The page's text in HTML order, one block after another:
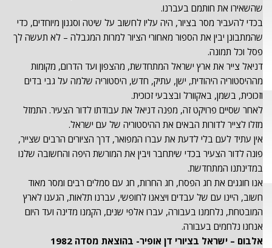
שהשאירו את חותמם בעברנו.
בכדי להעביר מסר בציור, היה עליו לחשוב על שיטה וסגנון מיוחדים, כדי
שהמתבונן יבין את הספור מאחורי הציור למרות המגבלה – לא תעשה לך
פסל וכל תמונה.
דניאל צייר את ארץ ישראל המתחדשת, מהצפון ועד הדרום, מקומות
מההיסטוריה היהודית, ישן, עתיק, חדש, היסטוריה שלמה על גבי בדים
וזכוכית, בשמן, באקוורל ובצבעי זכוכית.
לאחר שסיים פרויקט זה, מפנה דניאל את עבודתו לדור הצעיר. התמזל
מזלו לצייר לדורות הבאים את ההיסטוריה של עם ישראל.
אין עתיד לעם בלי לדעת את עברו המפואר, דרך הציורים הרבים שצייר,
פונה לדור הצעיר בכדי שיתחבר ויבין את המורשת היפה והחשובה שלנו
במדינתנו המתחדשת.
אנו חוגגים את חג הפסח, חג החרות, חג עם סמלים רבים ומסר מאוד
חשוב, היינו עם של עבדים ויצאנו לחופשי, עברנו תלאות, הגענו לארץ
המובטחת, נלחמנו בעבורה, עברו אלפי שנים, הקמנו מדינה ועד היום
אנחנו נלחמים בעבורה.
אלבום – ישראל בציורי דן אופיר- בהוצאת מסדה 1982